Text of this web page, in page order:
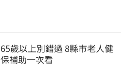
65歲以上別錯過 8縣市老人健
保補助一次看